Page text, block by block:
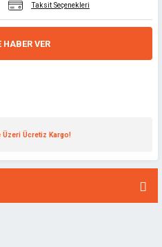
Taksit Seçenekleri
HABER VER
Üzeri Ücretiz Kargo!